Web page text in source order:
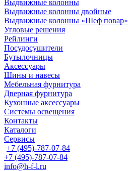
Выдвижные колонны
Выдвижные колонны двойные
Bыдвижные колонны «Шеф повар»
Угловые решения
Рейлинги
Посудосушители
Бутылочницы
Аксессуары
Шины и навесы
Мебельная фурнитура
Дверная фурнитура
Кухонные аксессуары
Системы освещения
Контакты
Каталоги
Сервисы
+7 (495)-787-07-84
+7 (495)-787-07-84
info@h-f-l.ru